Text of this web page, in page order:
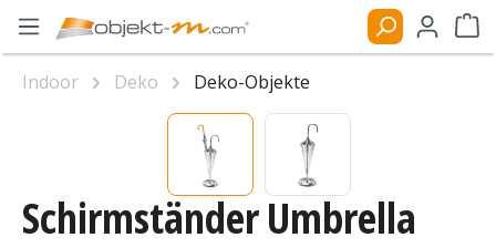
Zum Hauptinhalt springen
Schirmständer Umbrella
Indoor Deko
Deko-Objekte
Bildergalerie überspringen